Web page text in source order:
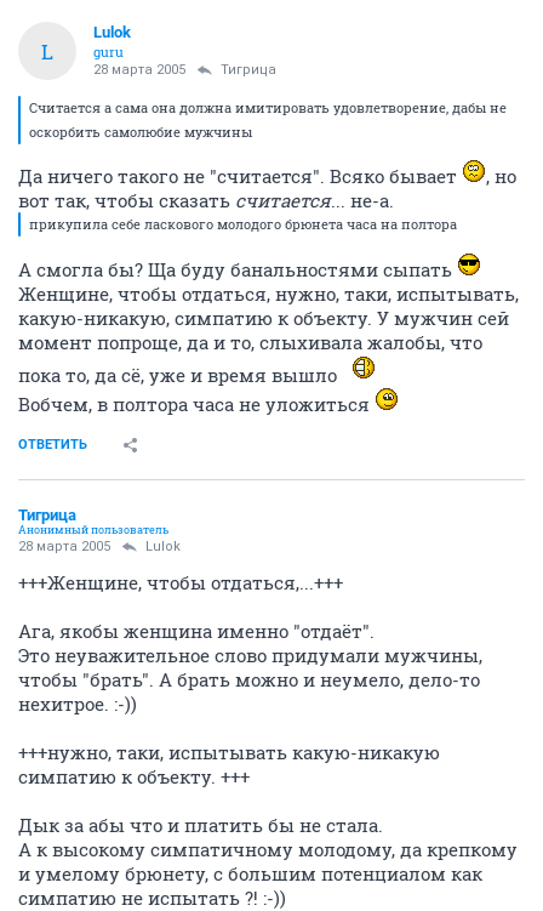
L
Lulok
guru
28 марта 2005 Тигрица
Считается а сама она должна имитировать удовлетворение, дабы не
оскорбить самолюбие мужчины
Да ничего такого не "считается". Всяко бывает
, но
вот так, чтобы сказать считается... не-а.
прикупила себе ласкового молодого брюнета часа на полтора
А смогла бы? Ща буду банальностями сыпать
Женщине, чтобы отдаться, нужно, таки, испытывать,
какую-никакую, симпатию к объекту. У мужчин сей
момент попроще, да и то, слыхивала жалобы, что
пока то, да сё, уже и время вышло
Вобчем, в полтора часа не уложиться
ОТВЕТИТЬ
Тигрица
Анонимный пользователь
28 марта 2005 Lulok
+++Женщине, чтобы отдаться,...+++
Ага, якобы женщина именно "отдаёт".
Это неуважительное слово придумали мужчины,
чтобы "брать". А брать можно и неумело, дело-то
нехитрое. :-))
+++нужно, таки, испытывать какую-никакую
симпатию к объекту. +++
Дык за абы что и платить бы не стала.
А к высокому симпатичному молодому, да крепкому
и умелому брюнету, с большим потенциалом как
симпатию не испытать ?! :-))